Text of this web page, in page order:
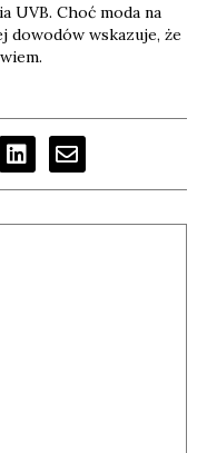
UVB. Choć moda na
dowodów wskazuje, że